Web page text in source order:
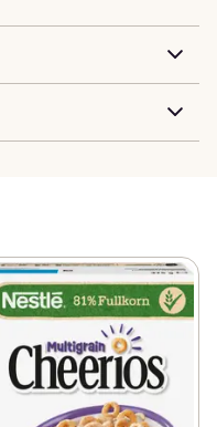
for blant annet